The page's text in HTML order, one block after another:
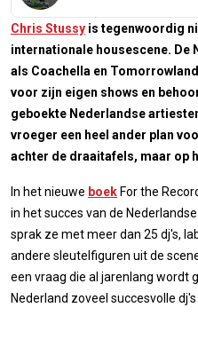
Chris Stussy is tegenwoordig
internationale housescene. De
als Coachella en
voor zijn eigen shows en
geboekte Nederlandse
vroeger een heel ander plan
achter de draaitafels, maar op
In het nieuwe boekFor the
in het succes van de
sprak ze met meer dan 25 dj's,
andere sleutelfiguren uit de
een vraag die al jarenlang wordt
Nederland zoveel succesvolle